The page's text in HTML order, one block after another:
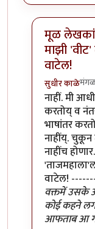
मूळ
माझी
वाटेल!
सुधीर काळे
In reply to
नाहीं. मी
करतोय् व
भाषांतर
नाहींय्.
नाहींच
वाटेल!
वक्तमें उसके
कोई कहने
आफताब आ